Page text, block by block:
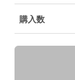
購入数